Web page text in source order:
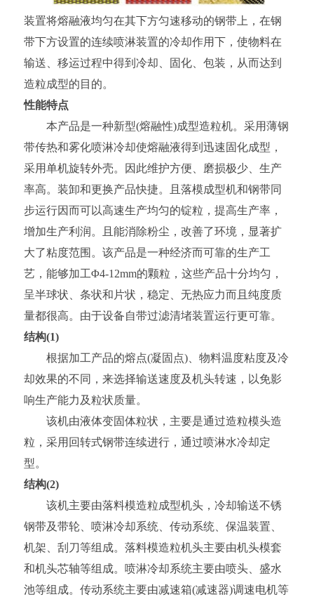
装置将熔融液均匀在其下方匀速移动的钢带上，在钢
带下方设置的连续喷淋装置的冷却作用下，使物料在
输送、移运过程中得到冷却、固化、包装，从而达到
造粒成型的目的。
性能特点
本产品是一种新型(熔融性)成型造粒机。采用薄钢
带传热和雾化喷淋冷却使熔融液得到迅速固化成型，
采用单机旋转外壳。因此维护方便、磨损极少、生产
率高。装卸和更换产品快捷。且落模成型机和钢带同
步运行因而可以高速生产均匀的锭粒，提高生产率，
增加生产利润。且能消除粉尘，改善了环境，显著扩
大了粘度范围。该产品是一种经济而可靠的生产工
艺，能够加工Φ4-12mm的颗粒，这些产品十分均匀，
呈半球状、条状和片状，稳定、无热应力而且纯度质
量都很高。由于设备自带过滤清堵装置运行更可靠。
结构(1)
根据加工产品的熔点(凝固点)、物料温度粘度及冷
却效果的不同，来选择输送速度及机头转速，以免影
响生产能力及粒状质量。
该机由液体变固体粒状，主要是通过造粒模头造
粒，采用回转式钢带连续进行，通过喷淋水冷却定
型。
结构(2)
该机主要由落料模造粒成型机头，冷却输送不锈
钢带及带轮、喷淋冷却系统、传动系统、保温装置、
机架、刮刀等组成。落料模造粒机头主要由机头模套
和机头芯轴等组成。喷淋冷却系统主要由喷头、盛水
池等组成。传动系统主要由减速箱(减速器)调速电机等